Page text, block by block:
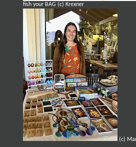
fish your BAG (c) Krexner
(c)